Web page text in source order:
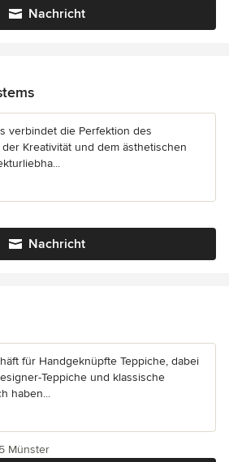
Nachricht
verbindet die Perfektion des
Kreativität und dem ästhetischen
Nachricht
für Handgeknüpfte Teppiche, dabei
Teppiche und klassische
haben...
Münster